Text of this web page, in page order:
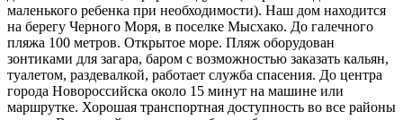
маленького ребенка при необходимости). Наш дом находится
на берегу Черного Моря, в поселке Мысхако. До галечного
пляжа 100 метров. Открытое море. Пляж оборудован
зонтиками для загара, баром с возможностью заказать кальян,
туалетом, раздевалкой, работает служба спасения. До центра
города Новороссийска около 15 минут на машине или
маршрутке. Хорошая транспортная доступность во все районы